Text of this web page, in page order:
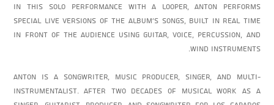
In this solo performance with a looper, Anton performs
special live versions of the album’s songs, built in real time
in front of the audience using guitar, voice, percussion, and
wind instruments.
Anton is a songwriter, music producer, singer, and multi-
instrumentalist. After two decades of musical work as a